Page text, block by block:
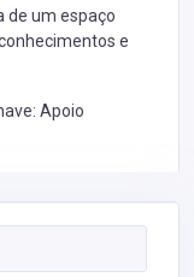
de um espaço
e
Apoio